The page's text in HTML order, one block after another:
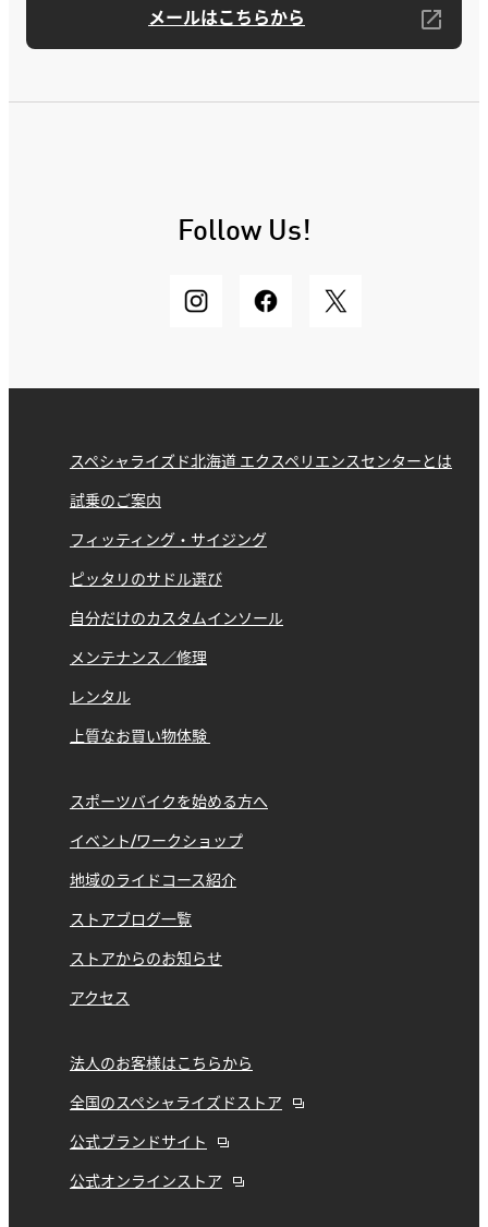
メールはこちらから
Follow Us!
スペシャライズド北海道 エクスペリエンスセンターとは
試乗のご案内
フィッティング・サイジング
ピッタリのサドル選び
自分だけのカスタムインソール
メンテナンス／修理
レンタル
上質なお買い物体験
スポーツバイクを始める方へ
イベント/ワークショップ
地域のライドコース紹介
ストアブログ一覧
ストアからのお知らせ
アクセス
法人のお客様はこちらから
全国のスペシャライズドストア
公式ブランドサイト
公式オンラインストア